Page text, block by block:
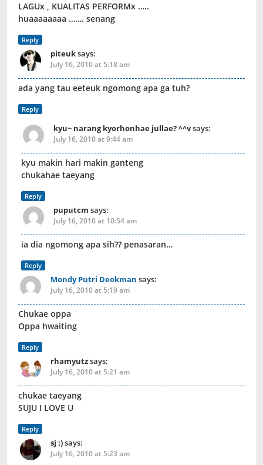
LAGUx , KUALITAS PERFORMx …..
huaaaaaaaa ……. senang
Reply
piteuksays:
July 16, 2010 at 5:18 am
ada yang tau eeteuk ngomong apa ga tuh?
Reply
kyu~ narang kyorhonhae jullae? ^^vsays:
July 16, 2010 at 9:44 am
kyu makin hari makin ganteng
chukahae taeyang
Reply
puputcm says:
July 16, 2010 at 10:54 am
ia dia ngomong apa sih?? penasaran…
Reply
Mondy Putri Deokman says:
July 16, 2010 at 5:19 am
Chukae oppa
Oppa hwaiting
Reply
rhamyutzsays:
July 16, 2010 at 5:21 am
chukae taeyang
SUJU I LOVE U
Reply
sj :)says:
July 16, 2010 at 5:23 am